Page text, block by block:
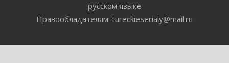
русском языке
Правообладателям: tureckieserialy@mail.ru